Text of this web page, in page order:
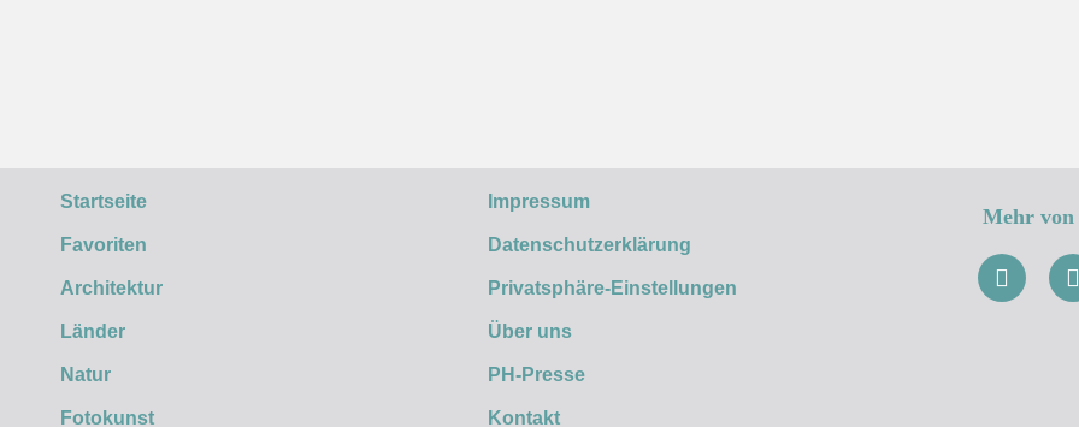
Startseite
Favoriten
Architektur
Länder
Natur
Fotokunst
Impressum
Datenschutzerklärung
Privatsphäre-Einstellungen
Über uns
PH-Presse
Kontakt
Mehr von